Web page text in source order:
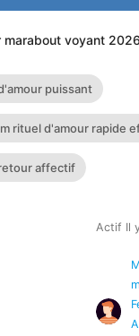
marabout voyant 2026
puissant
rituel d'amour rapide
affectif
Actif Il